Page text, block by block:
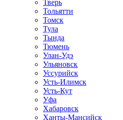
Тверь
Тольятти
Томск
Тула
Тында
Тюмень
Улан-Удэ
Ульяновск
Уссурийск
Усть-Илимск
Усть-Кут
Уфа
Хабаровск
Ханты-Мансийск